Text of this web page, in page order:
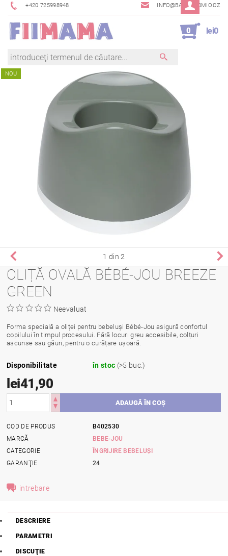
+420 725998948 INFO@BAMBINOMIO.CZ
0 lei0
NOU
1 din 2
OLIȚĂ OVALĂ BÉBÉ-JOU BREEZE
GREEN
Neevaluat
Forma specială a oliței pentru bebeluși Bébé-Jou asigură confortul
copilului în timpul procesului. Fără locuri greu accesibile, colțuri
ascunse sau găuri, pentru o curățare ușoară.
Disponibilitate în stoc (>5 buc.)
lei41,90
COD DE PRODUS
B402530
MARCĂ
BEBE-JOU
CATEGORIE
ÎNGRIJIRE BEBELUȘI
GARANŢIE
24
intrebare
DESCRIERE
PARAMETRI
DISCUŢIE